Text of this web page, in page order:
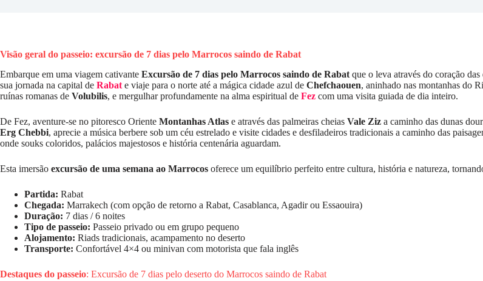
Visão geral do passeio: excursão de 7 dias pelo Marrocos saindo de Rabat
Embarque em uma viagem cativante Excursão de 7 dias pelo Marrocos saindo de Rabat que o leva através do coração
sua jornada na capital de Rabat e viaje para o norte até a mágica cidade azul de Chefchaouen, aninhado nas montanhas do
ruínas romanas de Volubilis, e mergulhar profundamente na alma espiritual de Fez com uma visita guiada de dia inteiro.
De Fez, aventure-se no pitoresco Oriente Montanhas Atlas e através das palmeiras cheias Vale Ziz a caminho das dunas
Erg Chebbi, aprecie a música berbere sob um céu estrelado e visite cidades e desfiladeiros tradicionais a caminho das
onde souks coloridos, palácios majestosos e história centenária aguardam.
Esta imersão excursão de uma semana ao Marrocos oferece um equilíbrio perfeito entre cultura, história e natureza,
Partida: Rabat
Chegada: Marrakech (com opção de retorno a Rabat, Casablanca, Agadir ou Essaouira)
Duração: 7 dias / 6 noites
Tipo de passeio: Passeio privado ou em grupo pequeno
Alojamento: Riads tradicionais, acampamento no deserto
Transporte: Confortável 4×4 ou minivan com motorista que fala inglês
Destaques do passeio: Excursão de 7 dias pelo deserto do Marrocos saindo de Rabat